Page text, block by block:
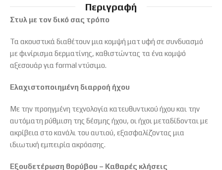
Περιγραφή
Στυλ με τον δικό σας τρόπο
Τα ακουστικά διαθέτουν μια κομψή ματ υφή σε συνδυασμό
με φινίρισμα δερματίνης, καθιστώντας τα ένα κομψό
αξεσουάρ για formal ντύσιμο.
Ελαχιστοποιημένη διαρροή ήχου
Με την προηγμένη τεχνολογία κατευθυντικού ήχου και την
αυτόματη ρύθμιση της δέσμης ήχου, οι ήχοι μεταδίδονται με
ακρίβεια στο κανάλι του αυτιού, εξασφαλίζοντας μια
ιδιωτική εμπειρία ακρόασης.
Εξουδετέρωση θορύβου – Καθαρές κλήσεις